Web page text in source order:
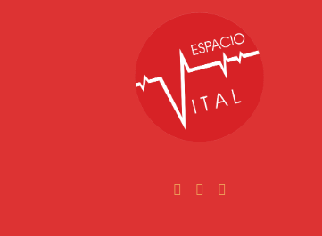
FacebookInstagram